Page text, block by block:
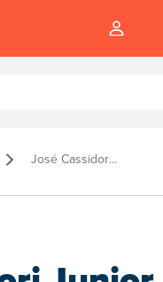
José Cassidori Junior